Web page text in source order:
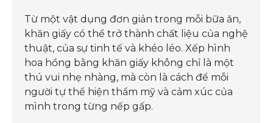
Từ một vật dụng đơn giản trong mỗi bữa ăn,
khăn giấy có thể trở thành chất liệu của nghệ
thuật, của sự tinh tế và khéo léo. Xếp hình
hoa hồng bằng khăn giấy không chỉ là một
thú vui nhẹ nhàng, mà còn là cách để mỗi
người tự thể hiện thẩm mỹ và cảm xúc của
mình trong từng nếp gấp.